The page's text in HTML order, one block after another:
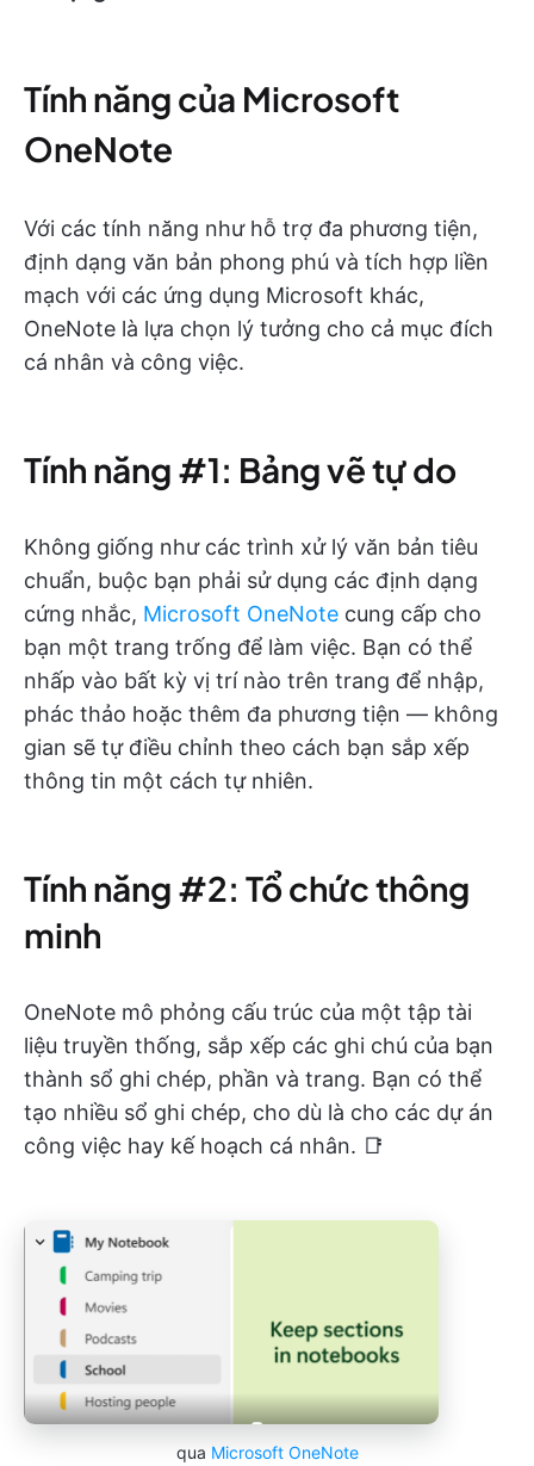
Tính năng của Microsoft
OneNote
Với các tính năng như hỗ trợ đa phương tiện,
định dạng văn bản phong phú và tích hợp liền
mạch với các ứng dụng Microsoft khác,
OneNote là lựa chọn lý tưởng cho cả mục đích
cá nhân và công việc.
Tính năng #1: Bảng vẽ tự do
Không giống như các trình xử lý văn bản tiêu
chuẩn, buộc bạn phải sử dụng các định dạng
cứng nhắc, Microsoft OneNote cung cấp cho
bạn một trang trống để làm việc. Bạn có thể
nhấp vào bất kỳ vị trí nào trên trang để nhập,
phác thảo hoặc thêm đa phương tiện — không
gian sẽ tự điều chỉnh theo cách bạn sắp xếp
thông tin một cách tự nhiên.
Tính năng #2: Tổ chức thông
minh
OneNote mô phỏng cấu trúc của một tập tài
liệu truyền thống, sắp xếp các ghi chú của bạn
thành sổ ghi chép, phần và trang. Bạn có thể
tạo nhiều sổ ghi chép, cho dù là cho các dự án
công việc hay kế hoạch cá nhân. 📑
qua Microsoft OneNote